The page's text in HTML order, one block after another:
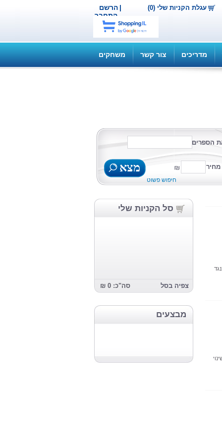
הרשם |
התחבר
עגלת הקניות שלי (0)
מדריכים צור קשר משחקים
הספרים
מצא
חיפוש פשוט
סל הקניות שלי
צפיה בסל סה"כ: 0 ₪
מבצעים
כנגד